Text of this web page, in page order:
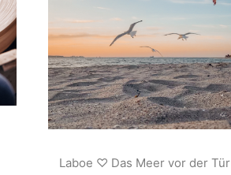
Laboe ♡ Das Meer vor der Tür